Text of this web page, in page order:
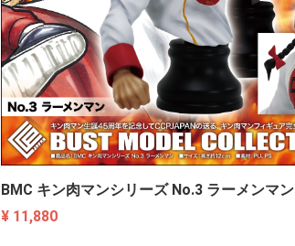
BMC キン肉マンシリーズ No.3 ラーメンマン
¥ 11,880